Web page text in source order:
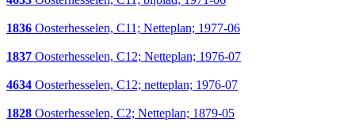
1836 Oosterhesselen, C11; Netteplan; 1977-06
1837 Oosterhesselen, C12; Netteplan; 1976-07
4634 Oosterhesselen, C12; netteplan; 1976-07
1828 Oosterhesselen, C2; Netteplan; 1879-05